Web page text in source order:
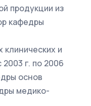
продукции из
кафедры
клинических и
г. по 2006
основ
медико-